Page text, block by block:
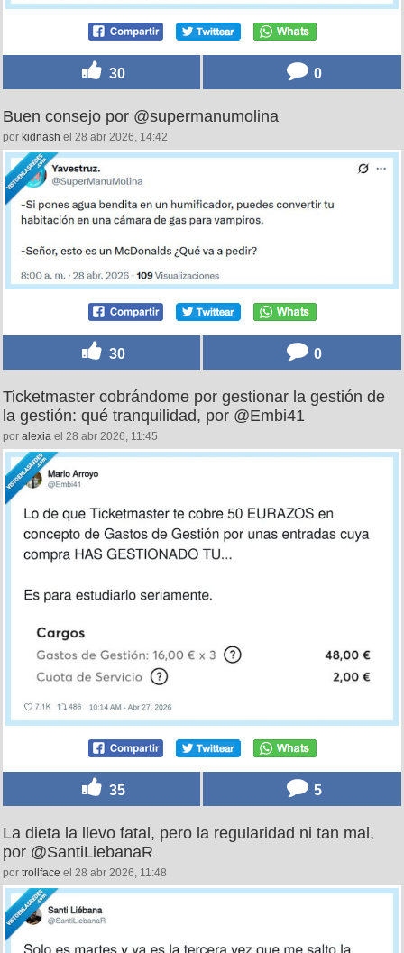
30 0
Buen consejo por @supermanumolina
por kidnash el 28 abr 2026, 14:42
30 0
Ticketmaster cobrándome por gestionar la gestión de
la gestión: qué tranquilidad, por @Embi41
por alexia el 28 abr 2026, 11:45
35 5
La dieta la llevo fatal, pero la regularidad ni tan mal,
por @SantiLiebanaR
por trollface el 28 abr 2026, 11:48